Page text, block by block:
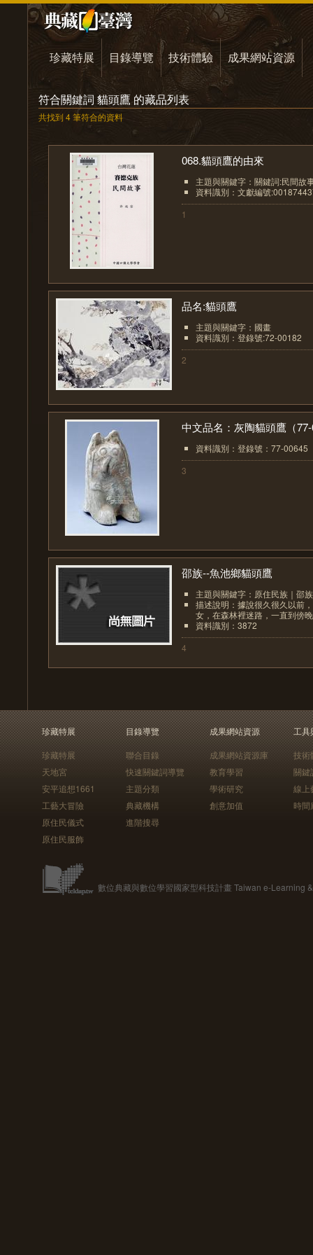
珍藏特展 目錄導覽 技術體驗 成果網站資源
符合關鍵詞 貓頭鷹 的藏品列表
共找到 4 筆符合的資料
068.貓頭鷹的由來
主題與關鍵字：關鍵詞:民間故
資料識別：文獻編號
1
品名:貓頭鷹
主題與關鍵字：國畫
資料識別：登錄號:72-00182
2
中文品名：灰陶貓頭鷹（
資料識別：登錄號：77-00645
3
邵族--魚池鄉貓頭鷹
主題與關鍵字：原住民族｜邵
描述說明：據說很久很久以前
女，在森林裡迷路，一直到傍
資料識別：3872
4
珍藏特展
珍藏特展
天地宮
安平追想1661
工藝大冒險
原住民儀式
原住民服飾
目錄導覽
聯合目錄
快速關鍵詞導覽
主題分類
典藏機構
進階搜尋
成果網站資源
成果網站資源庫
教育學習
學術研究
創意加值
工具
技術
關鍵
線上
時間
數位典藏與數位學習國家型科技計畫 Taiwan e-Learning